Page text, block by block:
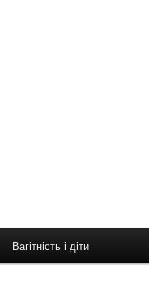
Вагітність і діти